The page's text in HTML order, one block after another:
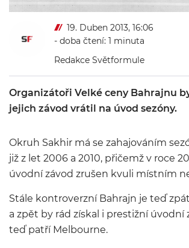
19. Duben 2013, 16:06
- doba čtení: 1 minuta
Redakce Světformule
Organizátoři Velké ceny Bahrajnu
jejich závod vrátil na úvod sezóny.
Okruh Sakhir má se zahajováním
již z let 2006 a 2010, přičemž v roce
úvodní závod zrušen kvuli místním
Stále kontroverzní Bahrajn je teď
a zpět by rád získal i prestižní úvodní
teď patří Melbourne.